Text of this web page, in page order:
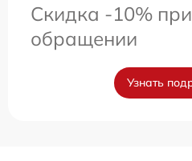
Скидка -10%
обращении
Узнать